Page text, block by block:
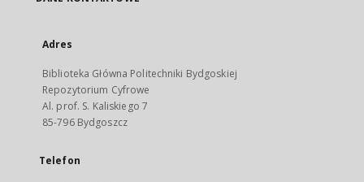
Adres
Biblioteka Główna Politechniki Bydgoskiej
Repozytorium Cyfrowe
Al. prof. S. Kaliskiego 7
85-796 Bydgoszcz
Telefon